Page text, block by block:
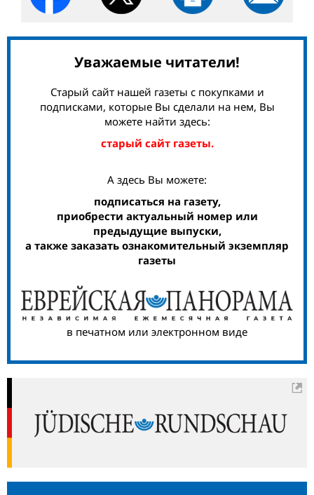
Уважаемые читатели!
Старый сайт нашей газеты с покупками и
подписками, которые Вы сделали на нем, Вы
можете найти здесь:
старый сайт газеты.
А здесь Вы можете:
подписаться на газету,
приобрести актуальный номер или
предыдущие выпуски,
а также заказать ознакомительный экземпляр
газеты
в печатном или электронном виде